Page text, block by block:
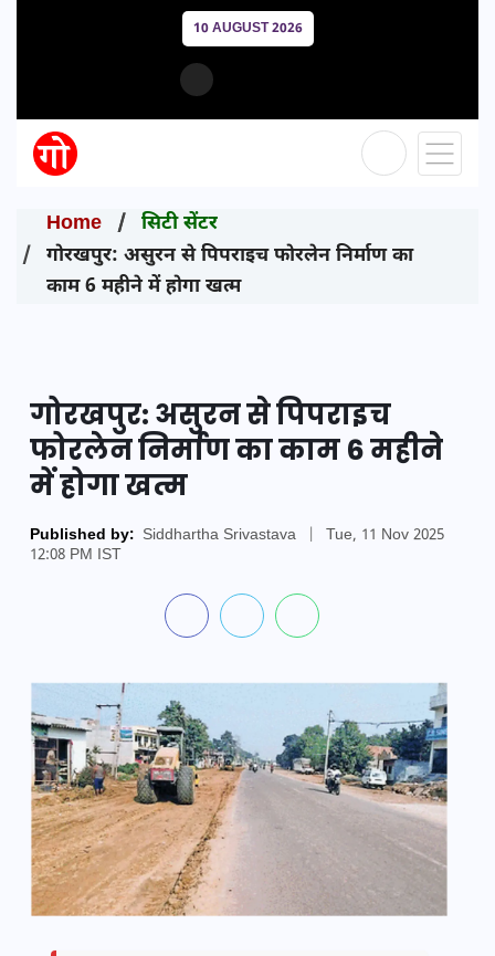
10 AUGUST 2026
Home
सिटी सेंटर
गोरखपुर: असुरन से पिपराइच फोरलेन निर्माण का
काम 6 महीने में होगा खत्म
गोरखपुर: असुरन से पिपराइच
फोरलेन निर्माण का काम 6 महीने
में होगा खत्म
Published by: Siddhartha Srivastava
Tue, 11 Nov 2025
12:08 PM IST